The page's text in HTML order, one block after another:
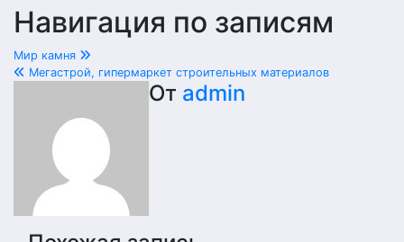
Навигация по записям
Мир камня
Мегастрой, гипермаркет строительных материалов
От admin